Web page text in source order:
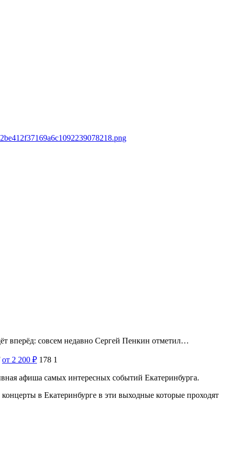
вперёд: совсем недавно Сергей Пенкин отметил…
от 2 200 ₽ 178 1
афиша самых интересных событий Екатеринбурга.
в Екатеринбурге в эти выходные которые проходят